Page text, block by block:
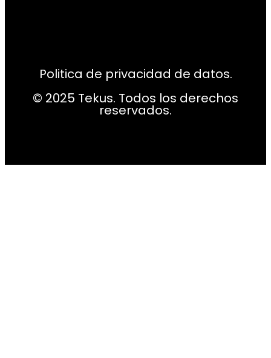
Politica de privacidad de datos.
© 2025 Tekus. Todos los derechos
reservados.